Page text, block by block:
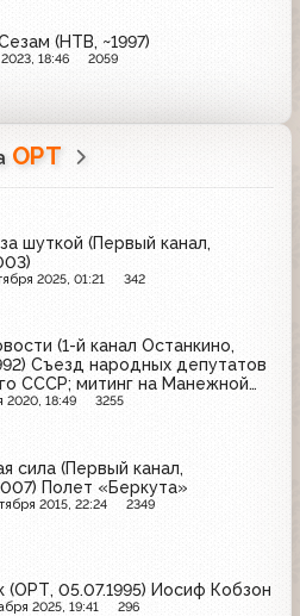
(НТВ, ~1997)
18:46 2059
ОРТ
шуткой (Первый канал,
2025, 01:21 342
(1-й канал Останкино,
Съезд народных депутатов
СССР; митинг на Манежной
2020, 18:49 3255
сила (Первый канал,
Полет «Беркута»
2015, 22:24 2349
(ОРТ, 05.07.1995) Иосиф Кобзон
2025, 19:41 296